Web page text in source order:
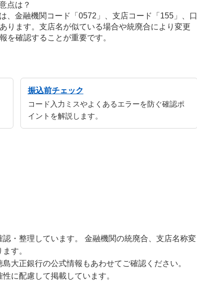
点は？
、金融機関コード「0572」、支店コード「155」、口
ります。支店名が似ている場合や統廃合により変更
を確認することが重要です。
振込前チェック
コード入力ミスやよくあるエラーを防ぐ確認ポ
イントを解説します。
・整理しています。 金融機関の統廃合、支店名称変
す。
大正銀行の公式情報もあわせてご確認ください。
に配慮して掲載しています。